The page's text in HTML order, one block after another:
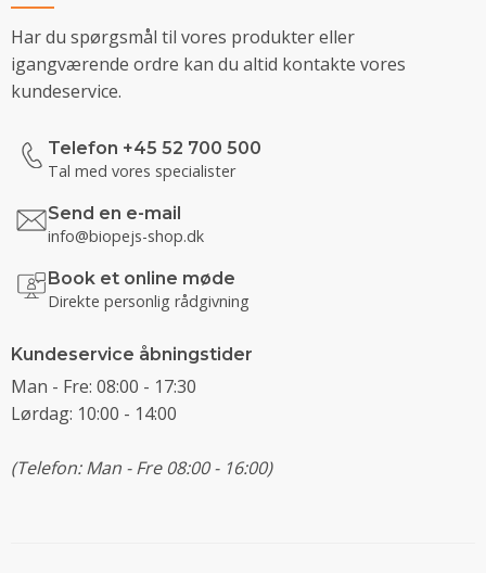
Har du spørgsmål til vores produkter eller
igangværende ordre kan du altid kontakte vores
kundeservice.
Telefon +45 52 700 500
Tal med vores specialister
Send en e-mail
info@biopejs-shop.dk
Book et online møde
Direkte personlig rådgivning
Kundeservice åbningstider
Man - Fre: 08:00 - 17:30
Lørdag: 10:00 - 14:00
(Telefon: Man - Fre 08:00 - 16:00)